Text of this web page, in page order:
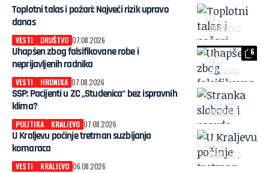
VESTI
DRUŠTVO
Toplotni talas i požari: Najveći rizik upravo
danas
VESTI DRUŠTVO 07.08.2026
6
VESTI
HRONIKA
Uhapšen zbog falsifikovane robe i
neprijavljenih radnika
VESTI HRONIKA 07.08.2026
POLITIKA
KRALJEVO
SSP: Pacijenti u ZC „Studenica“ bez ispravnih
klima?
POLITIKA KRALJEVO 07.08.2026
VESTI
KRALJEVO
U Kraljevu počinje tretman suzbijanja
komaraca
VESTI KRALJEVO 06.08.2026